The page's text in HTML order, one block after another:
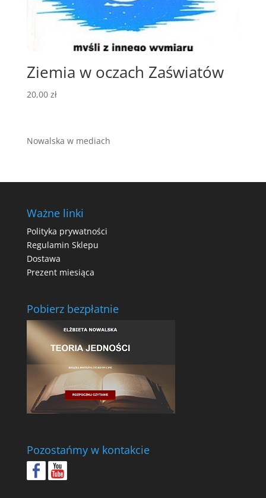
Ziemia w oczach Zaświatów
20,00 zł
Nowalska w mediach
Ważne linki
Polityka prywatności
Regulamin Sklepu
Dostawa
Prezent miesiąca
Pobierz bezpłatnie
Pozostańmy w kontakcie